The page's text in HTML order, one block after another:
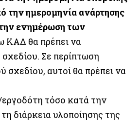
την ημερομηνία ανάρτησης
ενημέρωση των
ΚΑΔ θα πρέπει να
Σε περίπτωση
αυτοί θα πρέπει να
εργοδότη τόσο κατά την
διάρκεια υλοποίησης της